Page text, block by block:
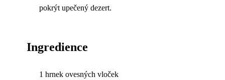
pokrýt upečený dezert.
Ingredience
1 hrnek ovesných vloček